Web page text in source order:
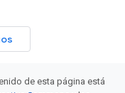
de esta página está